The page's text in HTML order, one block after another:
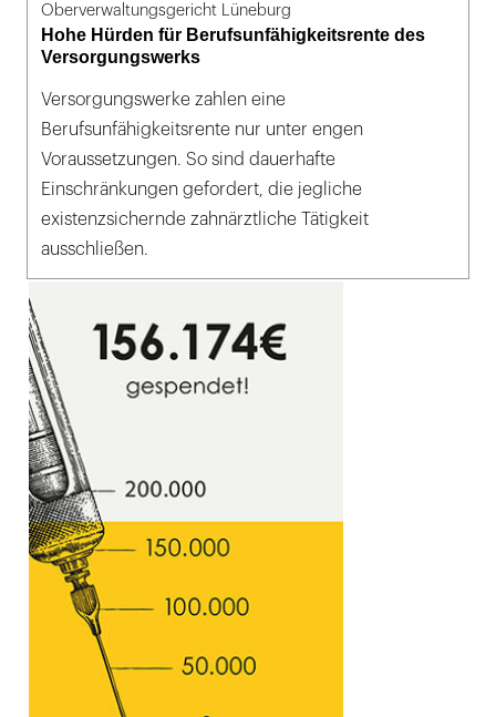
Oberverwaltungsgericht Lüneburg
Hohe Hürden für Berufsunfähigkeitsrente des
Versorgungswerks
Versorgungswerke zahlen eine
Berufsunfähigkeitsrente nur unter engen
Voraussetzungen. So sind dauerhafte
Einschränkungen gefordert, die jegliche
existenzsichernde zahnärztliche Tätigkeit
ausschließen.